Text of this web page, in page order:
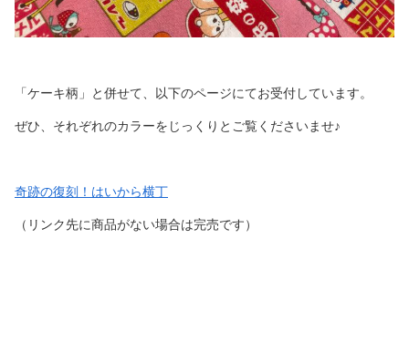
「ケーキ柄」と併せて、以下のページにてお受付しています。
ぜひ、それぞれのカラーをじっくりとご覧くださいませ♪
奇跡の復刻！はいから横丁
（リンク先に商品がない場合は完売です）